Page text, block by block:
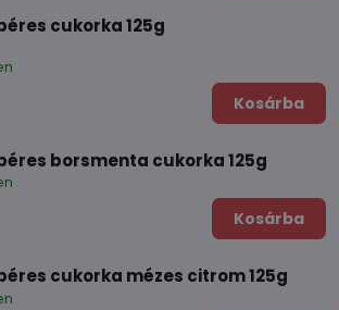
cukorka 125g
Kosárba
borsmenta cukorka 125g
Kosárba
cukorka mézes citrom 125g